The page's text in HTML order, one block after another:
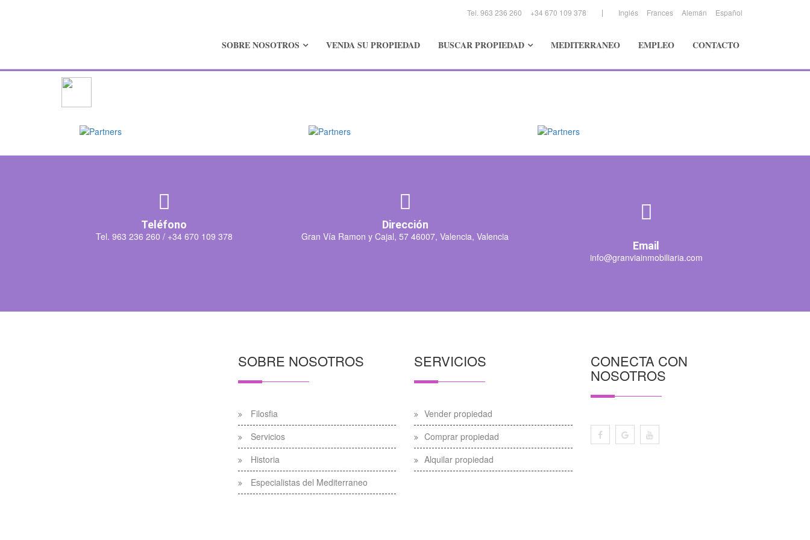
Tel. 963 236 260 +34 670 109 378 Inglés Frances Alemán Español
SOBRE NOSOTROS VENDA SU PROPIEDAD BUSCAR PROPIEDAD MEDITERRANEO EMPLEO CONTACTO
Teléfono
Tel. 963 236 260 /+34 670 109 378
Dirección
Gran Vía Ramon y Cajal, 57 46007, Valencia, Valencia
Email
info@granviainmobiliaria.com
SOBRE NOSOTROS
Filosfia
Servicios
Historia
Especialistas del Mediterraneo
SERVICIOS
Vender propiedad
Comprar propiedad
Alquilar propiedad
CONECTA CON
NOSOTROS